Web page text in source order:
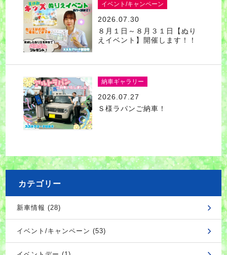
イベント/キャンペーン
2026.07.30
８月１日～８月３１日【ぬり
えイベント】開催します！！
納車ギャラリー
2026.07.27
Ｓ様ラパンご納車！
カテゴリー
新車情報 (28)
イベント/キャンペーン (53)